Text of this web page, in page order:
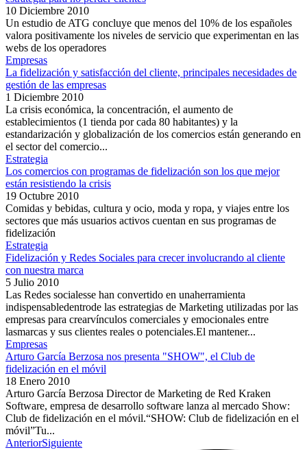
10 Diciembre 2010
Un estudio de ATG concluye que menos del 10% de los españoles
valora positivamente los niveles de servicio que experimentan en las
webs de los operadores
Empresas
La fidelización y satisfacción del cliente, principales necesidades de
gestión de las empresas
1 Diciembre 2010
La crisis económica, la concentración, el aumento de
establecimientos (1 tienda por cada 80 habitantes) y la
estandarización y globalización de los comercios están generando en
el sector del comercio...
Estrategia
Los comercios con programas de fidelización son los que mejor
están resistiendo la crisis
19 Octubre 2010
Comidas y bebidas, cultura y ocio, moda y ropa, y viajes entre los
sectores que más usuarios activos cuentan en sus programas de
fidelización
Estrategia
Fidelización y Redes Sociales para crecer involucrando al cliente
con nuestra marca
5 Julio 2010
Las Redes socialesse han convertido en unaherramienta
indispensabledentrode las estrategias de Marketing utilizadas por las
empresas para crearvínculos comerciales y emocionales entre
lasmarcas y sus clientes reales o potenciales.El mantener...
Empresas
Arturo García Berzosa nos presenta "SHOW", el Club de
fidelización en el móvil
18 Enero 2010
Arturo García Berzosa Director de Marketing de Red Kraken
Software, empresa de desarrollo software lanza al mercado Show:
Club de fidelización en el móvil.“SHOW: Club de fidelización en el
móvil”Tu...
AnteriorSiguiente